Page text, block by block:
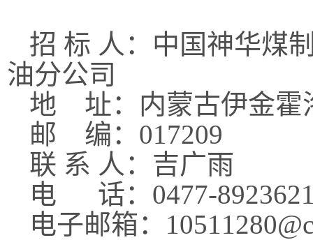
招 标 人：中国神华煤
油分公司
地
址：内蒙古伊金
邮
编： 017209
联 系 人： 吉广雨
电
话： 0477-89
电子邮箱： 10511280